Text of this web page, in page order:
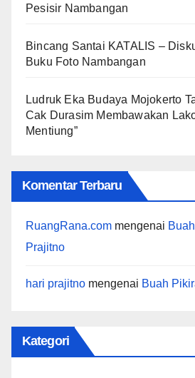
Pesisir Nambangan
Bincang Santai KATALIS –
Buku Foto Nambangan
Ludruk Eka Budaya Mojokerto
Cak Durasim Membawakan
Mentiung”
Komentar Terbaru
RuangRana.com mengenai
Prajitno
hari prajitno mengenai Buah
Kategori